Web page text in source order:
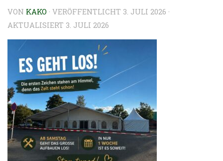
VON KAKO · VERÖFFENTLICHT 3. JULI 2026 ·
AKTUALISIERT 3. JULI 2026